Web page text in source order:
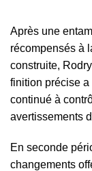
Après une
récompensés à
construite,
finition précise
continué à
avertissements
En seconde
changements